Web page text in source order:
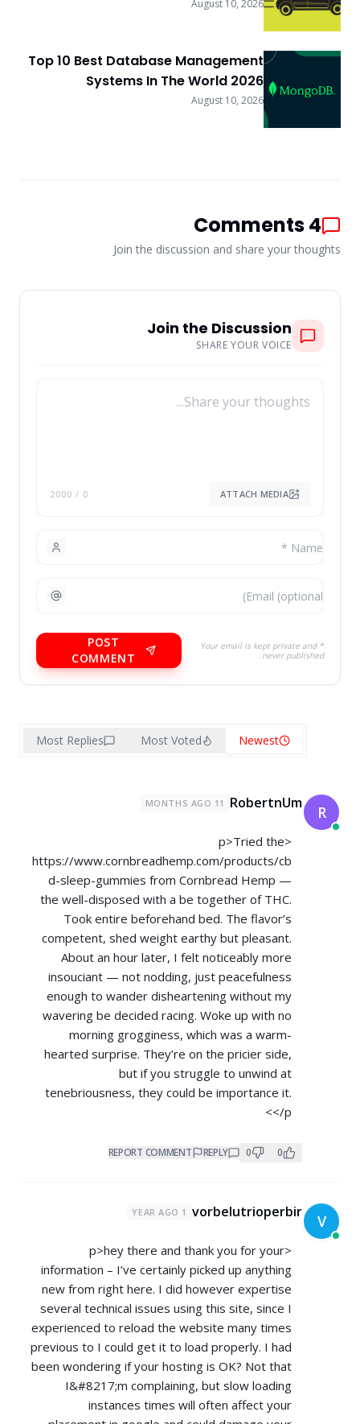
August 10, 2026
Top 10 Best Database Management
Systems In The World 2026
August 10, 2026
4
Comments
Join the discussion and share your thoughts
Join the Discussion
SHARE YOUR VOICE
ATTACH MEDIA
0
/ 2000
* Your email is kept private and
never published.
POST
COMMENT
Newest
Most Voted
Most Replies
R
RobertnUm
11 MONTHS AGO
<p>Tried the
https://www.cornbreadhemp.com/products/cb
d-sleep-gummies from Cornbread Hemp —
the well-disposed with a be together of THC.
Took entire beforehand bed. The flavor’s
competent, shed weight earthy but pleasant.
About an hour later, I felt noticeably more
insouciant — not nodding, just peacefulness
enough to wander disheartening without my
wavering be decided racing. Woke up with no
morning grogginess, which was a warm-
hearted surprise. They’re on the pricier side,
but if you struggle to unwind at
tenebriousness, they could be importance it.
</p>
0
0
REPLY
REPORT COMMENT
V
vorbelutrioperbir
1 YEAR AGO
<p>hey there and thank you for your
information – I’ve certainly picked up anything
new from right here. I did however expertise
several technical issues using this site, since I
experienced to reload the website many times
previous to I could get it to load properly. I had
been wondering if your hosting is OK? Not that
I&#8217;m complaining, but slow loading
instances times will often affect your